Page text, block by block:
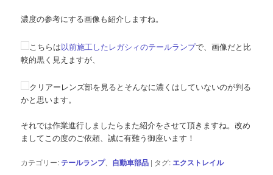
濃度の参考にする画像も紹介しますね。
こちらは以前施工したレガシィのテールランプで、画像だと比
較的黒く見えますが、
クリアーレンズ部を見るとそんなに濃くはしていないのが判る
かと思います。
それでは作業進行しましたらまた紹介をさせて頂きますね。改め
ましてこの度のご依頼、誠に有難う御座います！
カテゴリー: テールランプ、 自動車部品 | タグ: エクストレイル